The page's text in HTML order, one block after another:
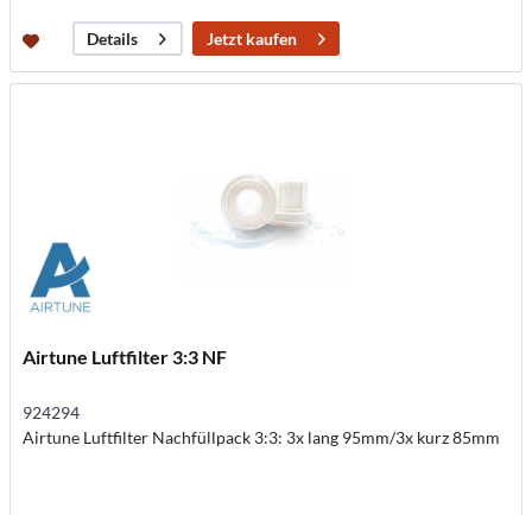
Details Jetzt kaufen
Airtune Luftfilter 3:3 NF
924294
Airtune Luftfilter Nachfüllpack 3:3: 3x lang 95mm/3x kurz 85mm